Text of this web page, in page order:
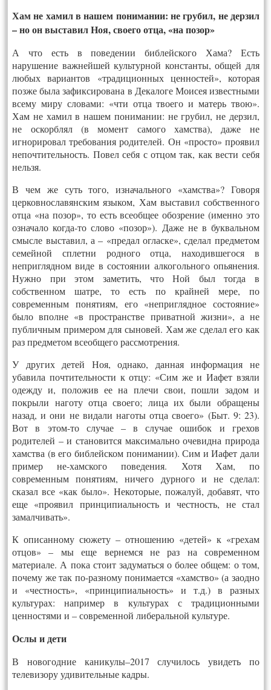
Хам не хамил в нашем понимании: не грубил, не дерзил
– но он выставил Ноя, своего отца, «на позор»
А что есть в поведении библейского Хама? Есть
нарушение важнейшей культурной константы, общей для
любых вариантов «традиционных ценностей», которая
позже была зафиксирована в Декалоге Моисея известными
всему миру словами: «чти отца твоего и матерь твою».
Хам не хамил в нашем понимании: не грубил, не дерзил,
не оскорблял (в момент самого хамства), даже не
игнорировал требования родителей. Он «просто» проявил
непочтительность. Повел себя с отцом так, как вести себя
нельзя.
В чем же суть того, изначального «хамства»? Говоря
церковнославянским языком, Хам выставил собственного
отца «на позор», то есть всеобщее обозрение (именно это
означало когда-то слово «позор»). Даже не в буквальном
смысле выставил, а – «предал огласке», сделал предметом
семейной сплетни родного отца, находившегося в
неприглядном виде в состоянии алкогольного опьянения.
Нужно при этом заметить, что Ной был тогда в
собственном шатре, то есть по крайней мере, по
современным понятиям, его «неприглядное состояние»
было вполне «в пространстве приватной жизни», а не
публичным примером для сыновей. Хам же сделал его как
раз предметом всеобщего рассмотрения.
У других детей Ноя, однако, данная информация не
убавила почтительности к отцу: «Сим же и Иафет взяли
одежду и, положив ее на плечи свои, пошли задом и
покрыли наготу отца своего; лица их были обращены
назад, и они не видали наготы отца своего» (Быт. 9: 23).
Вот в этом-то случае – в случае ошибок и грехов
родителей – и становится максимально очевидна природа
хамства (в его библейском понимании). Сим и Иафет дали
пример не-хамского поведения. Хотя Хам, по
современным понятиям, ничего дурного и не сделал:
сказал все «как было». Некоторые, пожалуй, добавят, что
еще «проявил принципиальность и честность, не стал
замалчивать».
К описанному сюжету – отношению «детей» к «грехам
отцов» – мы еще вернемся не раз на современном
материале. А пока стоит задуматься о более общем: о том,
почему же так по-разному понимается «хамство» (а заодно
и «честность», «принципиальность» и т.д.) в разных
культурах: например в культурах с традиционными
ценностями и – современной либеральной культуре.
Ослы и дети
В новогодние каникулы–2017 случилось увидеть по
телевизору удивительные кадры.